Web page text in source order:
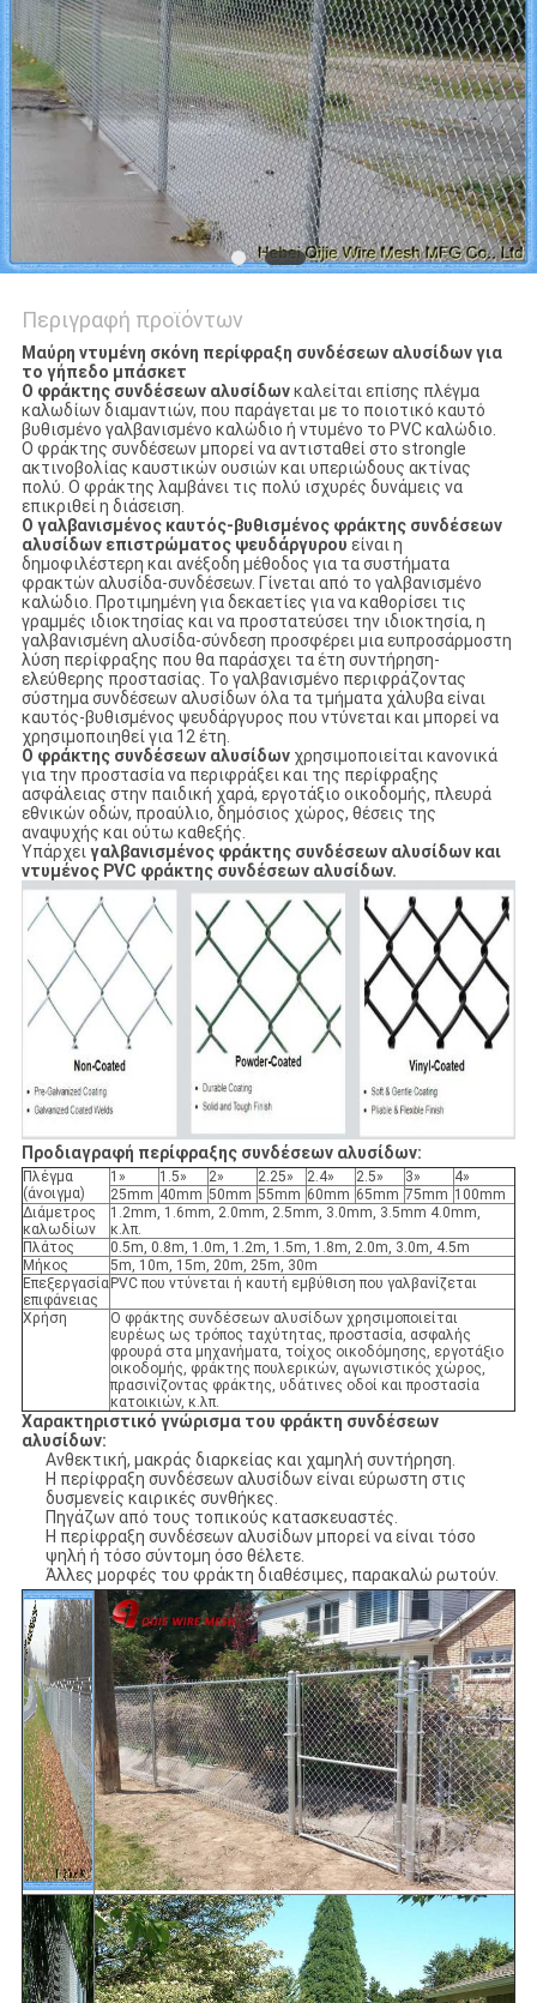
Περιγραφή προϊόντων
Μαύρη ντυμένη σκόνη περίφραξη συνδέσεων αλυσίδων για
το γήπεδο μπάσκετ
Ο φράκτης συνδέσεων αλυσίδωνκαλείται επίσης πλέγμα
καλωδίων διαμαντιών, που παράγεται με το ποιοτικό καυτό
βυθισμένο γαλβανισμένο καλώδιο ή ντυμένο το PVC καλώδιο.
Ο φράκτης συνδέσεων μπορεί να αντισταθεί στο strongle
ακτινοβολίας καυστικών ουσιών και υπεριώδους ακτίνας
πολύ. Ο φράκτης λαμβάνει τις πολύ ισχυρές δυνάμεις να
επικριθεί η διάσειση.
Ο γαλβανισμένος καυτός-βυθισμένος φράκτης συνδέσεων
αλυσίδων επιστρώματος ψευδάργυρου είναι η
δημοφιλέστερη και ανέξοδη μέθοδος για τα συστήματα
φρακτών αλυσίδα-συνδέσεων. Γίνεται από το γαλβανισμένο
καλώδιο. Προτιμημένη για δεκαετίες για να καθορίσει τις
γραμμές ιδιοκτησίας και να προστατεύσει την ιδιοκτησία, η
γαλβανισμένη αλυσίδα-σύνδεση προσφέρει μια ευπροσάρμοστη
λύση περίφραξης που θα παράσχει τα έτη συντήρηση-
ελεύθερης προστασίας. Το γαλβανισμένο περιφράζοντας
σύστημα συνδέσεων αλυσίδων όλα τα τμήματα χάλυβα είναι
καυτός-βυθισμένος ψευδάργυρος που ντύνεται και μπορεί να
χρησιμοποιηθεί για 12 έτη.
Ο φράκτης συνδέσεων αλυσίδωνχρησιμοποιείται κανονικά
για την προστασία να περιφράξει και της περίφραξης
ασφάλειας στην παιδική χαρά, εργοτάξιο οικοδομής, πλευρά
εθνικών οδών, προαύλιο, δημόσιος χώρος, θέσεις της
αναψυχής και ούτω καθεξής.
Υπάρχειγαλβανισμένος φράκτης συνδέσεων αλυσίδων και
ντυμένος PVC φράκτης συνδέσεων αλυσίδων.
Προδιαγραφή περίφραξης συνδέσεων αλυσίδων:
Πλέγμα
(άνοιγμα)
1» 1.5» 2» 2.25» 2.4» 2.5» 3»
4»
25mm 40mm 50mm 55mm 60mm 65mm 75mm 100mm
Διάμετρος
καλωδίων
1.2mm, 1.6mm, 2.0mm, 2.5mm, 3.0mm, 3.5mm 4.0mm,
κ.λπ.
Πλάτος
0.5m, 0.8m, 1.0m, 1.2m, 1.5m, 1.8m, 2.0m, 3.0m, 4.5m
Μήκος
5m, 10m, 15m, 20m, 25m, 30m
Επεξεργασία
επιφάνειας
PVC που ντύνεται ή καυτή εμβύθιση που γαλβανίζεται
Χρήση
Ο φράκτης συνδέσεων αλυσίδων χρησιμοποιείται
ευρέως ως τρόπος ταχύτητας, προστασία, ασφαλής
φρουρά στα μηχανήματα, τοίχος οικοδόμησης, εργοτάξιο
οικοδομής, φράκτης πουλερικών, αγωνιστικός χώρος,
πρασινίζοντας φράκτης, υδάτινες οδοί και προστασία
κατοικιών, κ.λπ.
Χαρακτηριστικό γνώρισμα του φράκτη συνδέσεων
αλυσίδων:
Ανθεκτική, μακράς διαρκείας και χαμηλή συντήρηση.
Η περίφραξη συνδέσεων αλυσίδων είναι εύρωστη στις
δυσμενείς καιρικές συνθήκες.
Πηγάζων από τους τοπικούς κατασκευαστές.
Η περίφραξη συνδέσεων αλυσίδων μπορεί να είναι τόσο
ψηλή ή τόσο σύντομη όσο θέλετε.
Άλλες μορφές του φράκτη διαθέσιμες, παρακαλώ ρωτούν.